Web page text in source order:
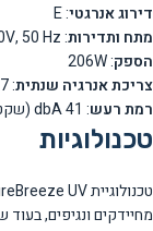
דירוג אנרגטי: E
מתח ותדירות: 220-240V, 50 Hz
הספק: 206W
צריכת אנרגיה שנתית: 287 kWh
רמת רעש: 41 dbA (שקט יחסית)
טכנולוגיות
מחיידקים ונגיפים,